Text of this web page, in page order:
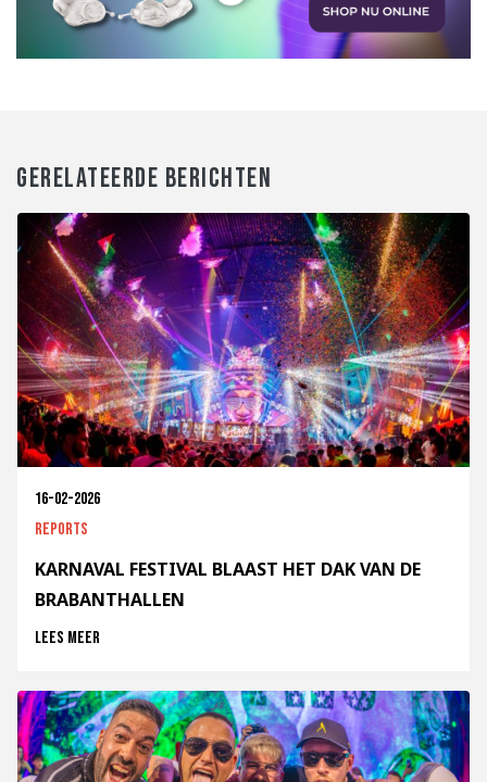
GERELATEERDE BERICHTEN
16-02-2026
Reports
KARNAVAL FESTIVAL BLAAST HET DAK VAN DE
BRABANTHALLEN
Lees meer